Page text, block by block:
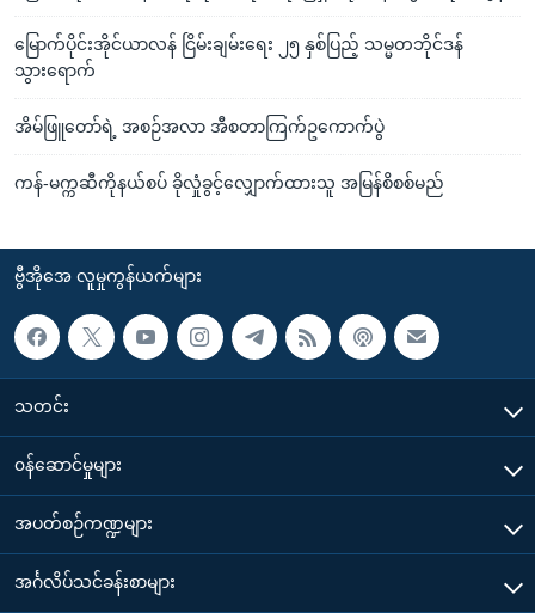
မြောက်ပိုင်းအိုင်ယာလန် ငြိမ်းချမ်းရေး ၂၅ နှစ်ပြည့် သမ္မတဘိုင်ဒန်
သွားရောက်
အိမ်ဖြူတော်ရဲ့ အစဉ်အလာ အီစတာကြက်ဥကောက်ပွဲ
ကန်-မက္ကဆီကိုနယ်စပ် ခိုလှုံခွင့်လျှောက်ထားသူ အမြန်စိစစ်မည်
ဗွီအိုအေ လူမှုကွန်ယက်များ
သတင်း
၀န်ဆောင်မှုများ
အပတ်စဉ်ကဏ္ဍများ
အင်္ဂလိပ်သင်ခန်းစာများ